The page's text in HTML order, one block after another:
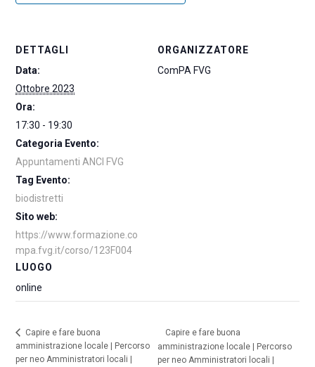
DETTAGLI
Data:
Ottobre 2023
Ora:
17:30 - 19:30
Categoria Evento:
Appuntamenti ANCI FVG
Tag Evento:
biodistretti
Sito web:
https://www.formazione.co
mpa.fvg.it/corso/123F004
LUOGO
online
ORGANIZZATORE
ComPA FVG
Capire e fare buona
amministrazione locale | Percorso
per neo Amministratori locali |
Capire e fare buona
amministrazione locale | Percorso
per neo Amministratori locali |